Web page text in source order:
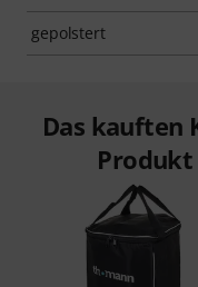
gepolstert
Das kauften
Produkt